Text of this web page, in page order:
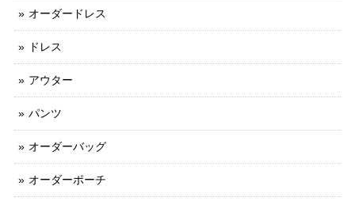
オーダードレス
ドレス
アウター
パンツ
オーダーバッグ
オーダーポーチ